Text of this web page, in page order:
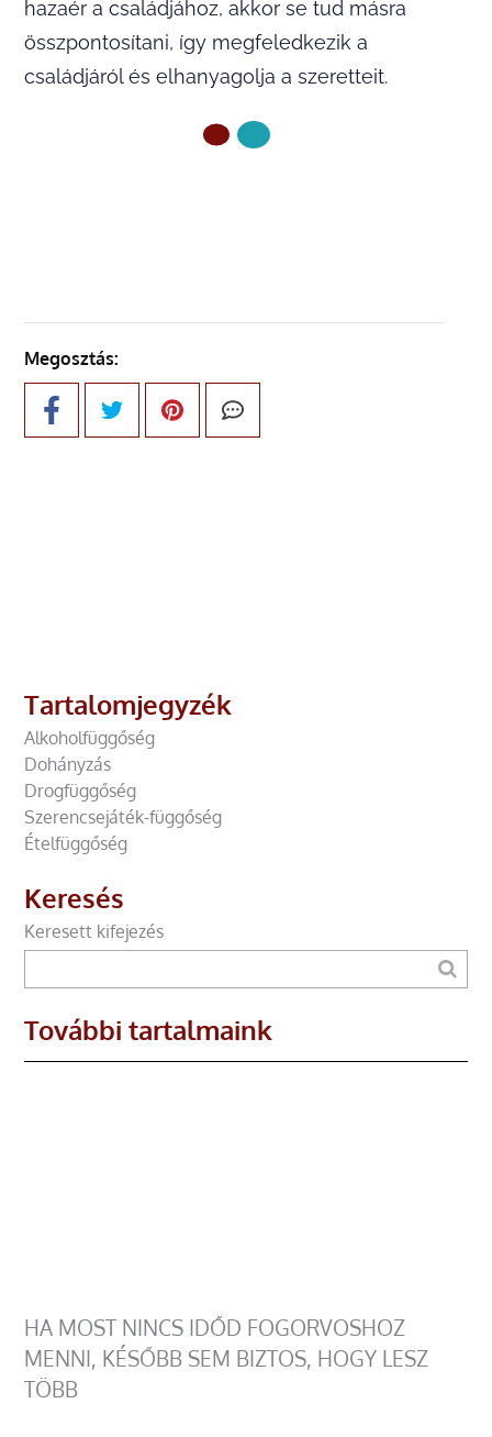
hazaér a családjához, akkor se tud másra
összpontosítani, így megfeledkezik a
családjáról és elhanyagolja a szeretteit.
Megosztás:
Tartalomjegyzék
Alkoholfüggőség
Dohányzás
Drogfüggőség
Szerencsejáték-függőség
Ételfüggőség
Keresés
Keresett kifejezés
További tartalmaink
HA MOST NINCS IDŐD FOGORVOSHOZ
MENNI, KÉSŐBB SEM BIZTOS, HOGY LESZ
TÖBB